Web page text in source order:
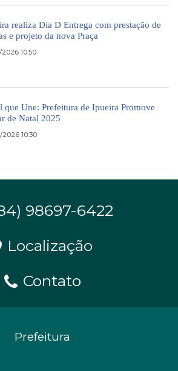
realiza Dia D Entrega com prestação de
e projeto da nova Praça
2026 10:50
que Une: Prefeitura de Ipueira Promove
de Natal 2025
2026 10:30
98697-6422
Localização
Contato
Prefeitura